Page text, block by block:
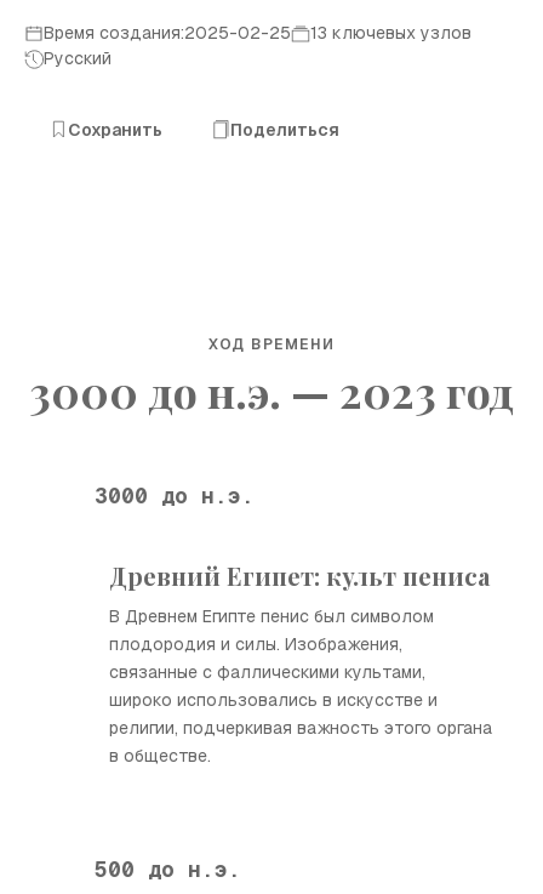
Время создания:2025-02-25
13 ключевых узлов
Русский
Сохранить Поделиться
ХОД ВРЕМЕНИ
3000 до н.э. — 2023 год
3000 до н.э.
Древний Египет: культ пениса
В Древнем Египте пенис был символом
плодородия и силы. Изображения,
связанные с фаллическими культами,
широко использовались в искусстве и
религии, подчеркивая важность этого органа
в обществе.
500 до н.э.